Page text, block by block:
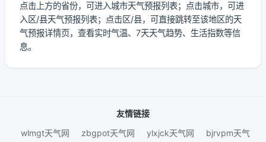
点击上方的省份，可进入城市天气预报列表；点击城市，可进
入区/县天气预报列表；点击区/县，可直接跳转至该地区的天
气预报详情页，查看实时气温、7天天气趋势、生活指数等信
息。
友情链接
wlmgt天气网
zbgpot天气网 ylxjck天气网 bjrvpm天气